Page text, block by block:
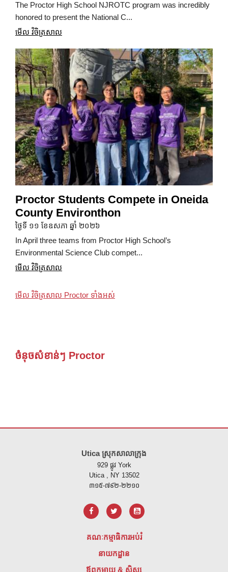
The Proctor High School NJROTC program was incredibly
honored to present the National C...
មើល វិចិត្រសាល
Proctor Students Compete in Oneida
County Environthon
ថ្ងៃទី ១១ ខែឧសភា ឆ្នាំ ២០២៦
In April three teams from Proctor High School’s
Environmental Science Club compet...
មើល វិចិត្រសាល
មើល វិចិត្រសាល Proctor ទាំងអស់
ចំនុចសំខាន់ៗ Proctor
Utica ស្រុកសាលាក្រុង
929 ផ្លូវ York
Utica , NY 13502
៣១៥-៧៩២-២២១០
គណៈកម្មាធិការអប់រំ
នាយកដ្ឋាន
ឪពុកម្តាយ & សិស្ស